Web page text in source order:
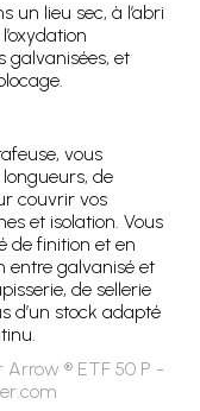
un lieu sec, à l’abri
galvanisées, et
vous
de
couvrir vos
et isolation. Vous
de finition et en
entre galvanisé et
de sellerie
d’un stock adapté
Arrow ® ETF 50 P -